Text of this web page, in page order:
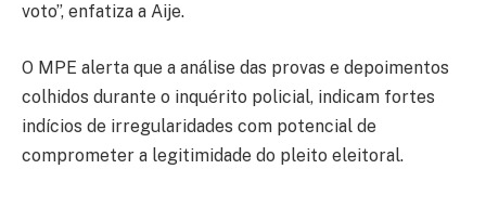
voto”, enfatiza a Aije.
O MPE alerta que a análise das provas e depoimentos
colhidos durante o inquérito policial, indicam fortes
indícios de irregularidades com potencial de
comprometer a legitimidade do pleito eleitoral.